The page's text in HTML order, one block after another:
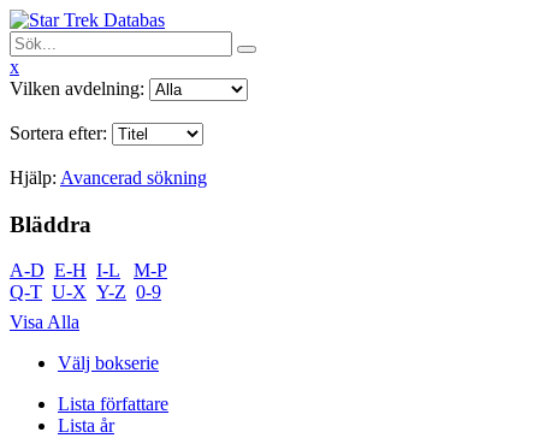
x
Vilken avdelning:
Sortera efter:
Hjälp: Avancerad sökning
Bläddra
A-D E-H I-L
M-P
Q-T U-X Y-Z 0-9
Visa Alla
Välj bokserie
Lista författare
Lista år